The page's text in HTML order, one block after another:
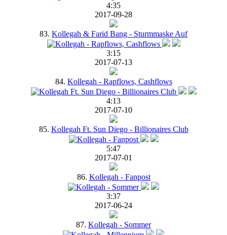
4:35
2017-09-28
83. Kollegah & Farid Bang - Sturmmaske Auf
3:15
2017-07-13
84. Kollegah - Rapflows, Cashflows
4:13
2017-07-10
85. Kollegah Ft. Sun Diego - Billionaires Club
5:47
2017-07-01
86. Kollegah - Fanpost
3:37
2017-06-24
87. Kollegah - Sommer